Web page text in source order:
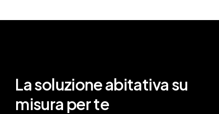
La soluzione abitativa su
misura per te